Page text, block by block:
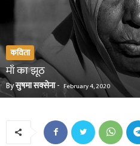
कविता
माँ का झूठ
Byसुषमा सक्सेना- February 4, 2020